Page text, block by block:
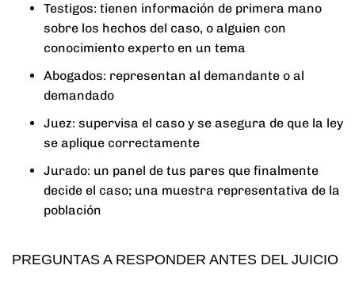
Testigos: tienen información de primera mano
sobre los hechos del caso, o alguien con
conocimiento experto en un tema
Abogados: representan al demandante o al
demandado
Juez: supervisa el caso y se asegura de que la ley
se aplique correctamente
Jurado: un panel de tus pares que finalmente
decide el caso; una muestra representativa de la
población
PREGUNTAS A RESPONDER ANTES DEL JUICIO